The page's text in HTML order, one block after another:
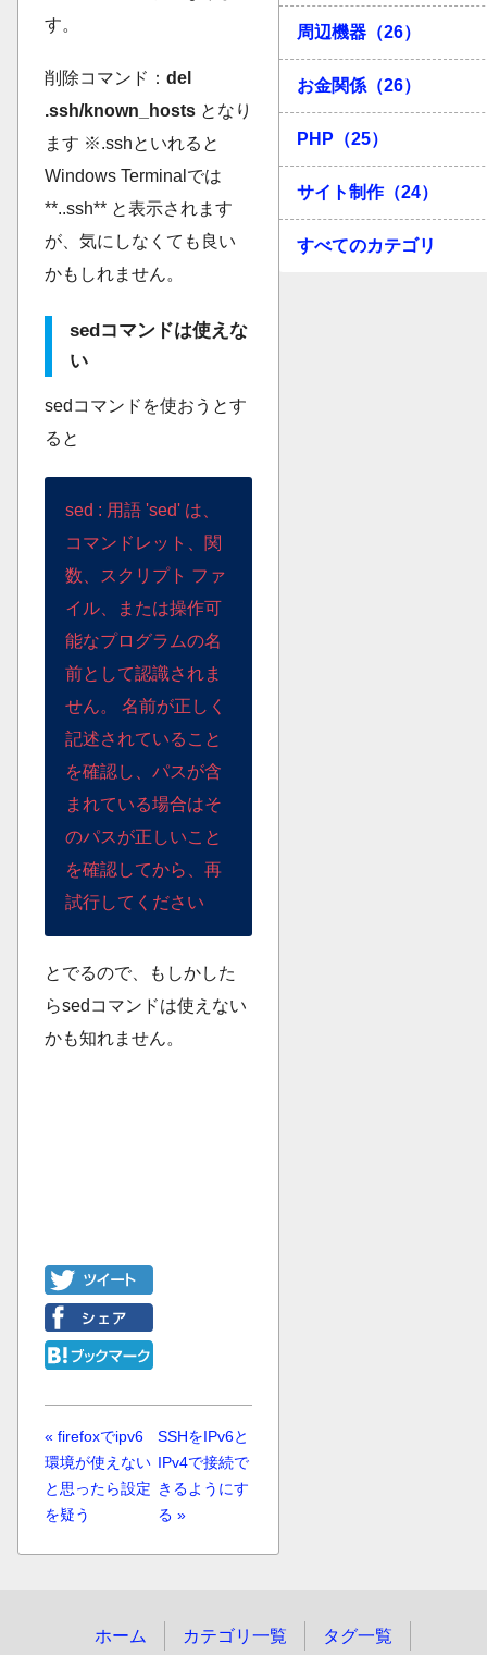
す。
削除コマンド： del
.ssh/known_hosts となり
ます ※.sshといれると
Windows Terminalでは
**..ssh** と表示されます
が、気にしなくても良い
かもしれません。
sedコマンドは使えな
い
sedコマンドを使おうとす
ると
sed : 用語 'sed' は、
コマンドレット、関
数、スクリプト ファ
イル、または操作可
能なプログラムの名
前として認識されま
せん。 名前が正しく
記述されていること
を確認し、パスが含
まれている場合はそ
のパスが正しいこと
を確認してから、再
試行してください
とでるので、もしかした
らsedコマンドは使えない
かも知れません。
« firefoxでipv6
環境が使えない
と思ったら設定
を疑う
SSHをIPv6と
IPv4で接続で
きるようにす
る »
周辺機器（26）
お金関係（26）
PHP（25）
サイト制作（24）
すべてのカテゴリ
ホーム カテゴリ一覧 タグ一覧